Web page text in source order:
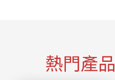
熱門產品